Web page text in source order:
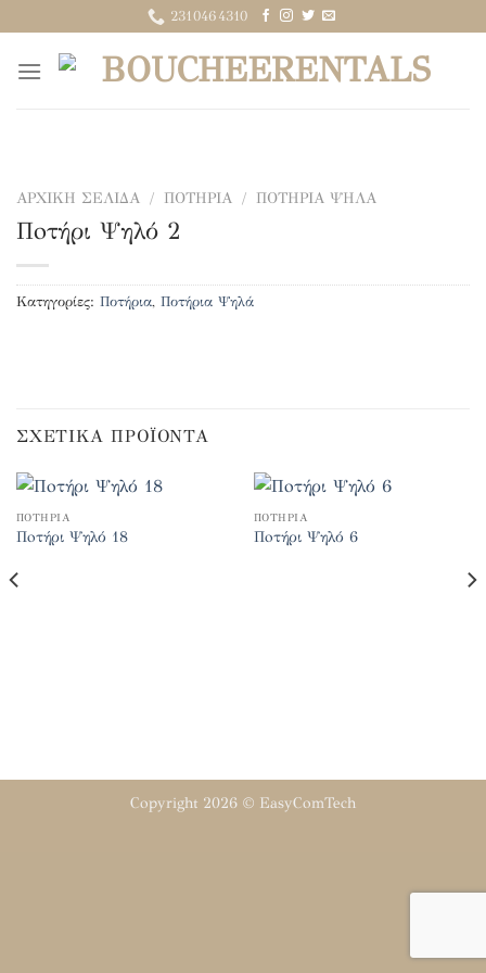
στο
περιεχόμενο
2310464310
ΑΡΧΙΚΉ ΣΕΛΊΔΑ / ΠΟΤΉΡΙΑ / ΠΟΤΉΡΙΑ ΨΗΛΆ
Πoτήρι Ψηλό 2
Κατηγορίες: Ποτήρια, Ποτήρια Ψηλά
ΣΧΕΤΙΚΆ ΠΡΟΪΌΝΤΑ
ΠΟΤΉΡΙΑ
Πoτήρι Ψηλό 18
ΠΟΤΉΡΙΑ
Πoτήρι Ψηλό 6
Copyright 2026 © EasyComTech